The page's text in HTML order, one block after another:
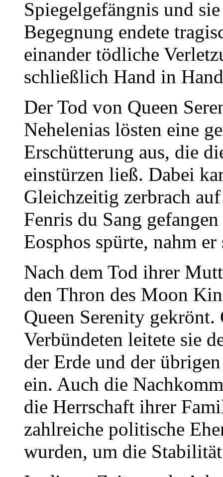
Spiegelgefängnis und
Begegnung endete
einander tödliche
schließlich Hand in
Der Tod von Queen
Nehelenias lösten eine
Erschütterung aus, die
einstürzen ließ. Dabei
Gleichzeitig zerbrach
Fenris du Sang
Eosphos spürte, nahm
Nach dem Tod ihrer
den Thron des Moon
Queen Serenity
Verbündeten leitete sie
der Erde und der
ein. Auch die
die Herrschaft ihrer
zahlreiche politische
wurden, um die